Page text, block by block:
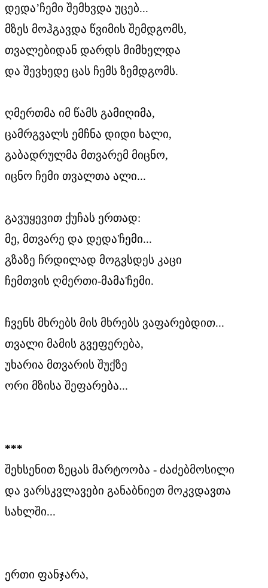
დედა’ჩემი შემხვდა უცებ...
მზეს მოჰგავდა წვიმის შემდგომს,
თვალებიდან დარდს მიმხელდა
და შევხედე ცას ჩემს ზემდგომს.
ღმერთმა იმ წამს გამიღიმა,
ცამრგვალს ემჩნა დიდი ხალი,
გაბადრულმა მთვარემ მიცნო,
იცნო ჩემი თვალთა ალი...
გავუყევით ქუჩას ერთად:
მე, მთვარე და დედა'ჩემი...
გზაზე ჩრდილად მოგვსდეს კაცი
ჩემთვის ღმერთი-მამა'ჩემი.
ჩვენს მხრებს მის მხრებს ვაფარებდით...
თვალი მამის გვეფერება,
უხარია მთვარის შუქზე
ორი მზისა შეფარება...
***
შეხსენით ზეცას მარტოობა - ძაძებმოსილი
და ვარსკვლავები განაბნიეთ მოკვდავთა
სახლში...
ერთი ფანჯარა,